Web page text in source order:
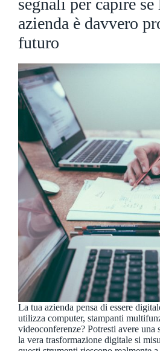
segnali per capire se
azienda è davvero
futuro
La tua azienda pensa di essere
utilizza computer, stampanti
videoconferenze? Potresti avere una
la vera trasformazione digitale si